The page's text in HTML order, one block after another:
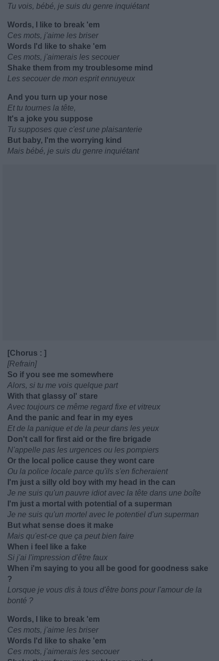
Tu vois, bébé, je suis du genre inquiétant
Words, I like to break 'em
Ces mots, j'aime les briser
Words I'd like to shake 'em
Ces mots, j'aimerais les secouer
Shake them from my troublesome mind
Les secouer de mon esprit ennuyeux
And you turn up your nose
Et tu tournes la tête,
It's a joke you suppose
Tu supposes que c'est une plaisanterie
But baby, I'm the worrying kind
Mais bébé, je suis du genre inquiétant
[Chorus : ]
[Refrain]
So if you see me somewhere
Alors, si tu me vois quelque part
With that glassy ol' stare
Avec toujours ce même regard fixe et vitreux
And the panic and fear in my eyes
Et de la panique et de la peur dans les yeux
Don't call for first aid or the fire brigade
N'appelle pas les urgences ou les pompiers
Or the local police cause they wont care
Ou la police locale parce qu'ils s'en ficheraient
I'm just a silly old boy with my head in the can
Je ne suis qu'un pauvre idiot avec la tête dans une boîte
I'm just a mortal with potential of a superman
Je ne suis qu'un mortel avec le potentiel d'un superman
But what sense does it make
Mais qu'est-ce que ça peut bien faire
When i feel like a fake
Si j'ai l'impression d'être faux
When i'm saying to you all be good for goodness sake
?
Lorsque je vous dis à tous d'être bons pour l'amour de la
bonté ?
Words, I like to break 'em
Ces mots, j'aime les briser
Words I'd like to shake 'em
Ces mots, j'aimerais les secouer